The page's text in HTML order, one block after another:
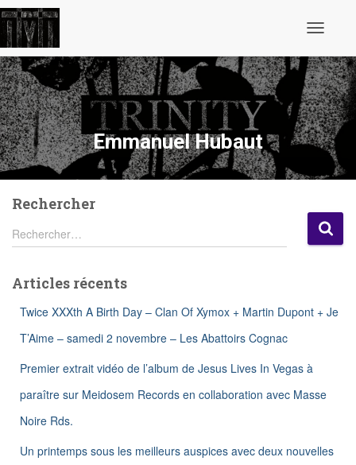
Emmanuel Hubaut
Rechercher
R
e
h
e
Rechercher…
Articles récents
Twice XXXth A Birth Day – Clan Of Xymox + Martin Dupont + Je
T’Aime – samedi 2 novembre – Les Abattoirs Cognac
Premier extrait vidéo de l’album de Jesus Lives In Vegas à
paraître sur Meidosem Records en collaboration avec Masse
Noire Rds.
Un printemps sous les meilleurs auspices avec deux nouvelles